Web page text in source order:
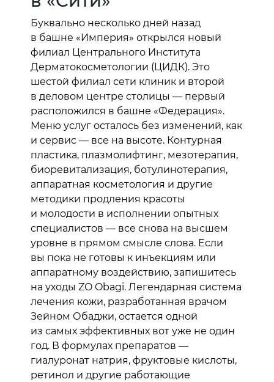
Буквально несколько дней назад
в башне «Империя» открылся новый
филиал Центрального Института
Дерматокосметологии (ЦИДК). Это
шестой филиал сети клиник и второй
в деловом центре столицы — первый
расположился в башне «Федерация».
Меню услуг осталось без изменений, как
и сервис — все на высоте. Контурная
пластика, плазмолифтинг, мезотерапия,
биоревитализация, ботулинотерапия,
аппаратная косметология и другие
методики продления красоты
и молодости в исполнении опытных
специалистов — все снова на высшем
уровне в прямом смысле слова. Если
вы пока не готовы к инъекциям или
аппаратному воздействию, запишитесь
на уходы ZO Obagi. Легендарная система
лечения кожи, разработанная врачом
Зейном Обаджи, остается одной
из самых эффективных вот уже не один
год. В формулах препаратов —
гиалуронат натрия, фруктовые кислоты,
ретинол и другие работающие